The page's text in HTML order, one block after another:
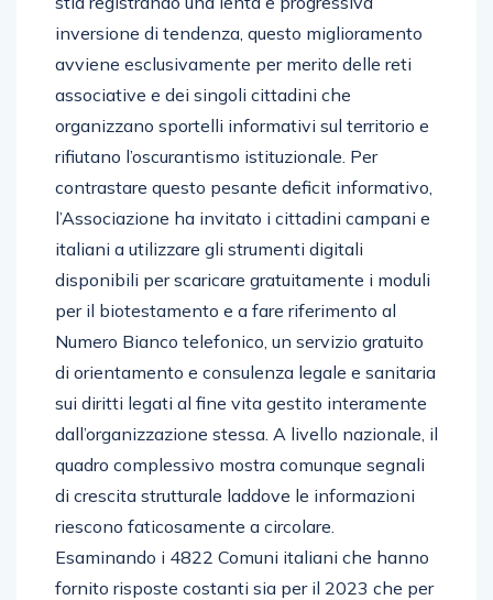
inversione di tendenza, questo miglioramento
avviene esclusivamente per merito delle reti
associative e dei singoli cittadini che
organizzano sportelli informativi sul territorio e
rifiutano l’oscurantismo istituzionale. Per
contrastare questo pesante deficit informativo,
l’Associazione ha invitato i cittadini campani e
italiani a utilizzare gli strumenti digitali
disponibili per scaricare gratuitamente i moduli
per il biotestamento e a fare riferimento al
Numero Bianco telefonico, un servizio gratuito
di orientamento e consulenza legale e sanitaria
sui diritti legati al fine vita gestito interamente
dall’organizzazione stessa. A livello nazionale, il
quadro complessivo mostra comunque segnali
di crescita strutturale laddove le informazioni
riescono faticosamente a circolare.
Esaminando i 4822 Comuni italiani che hanno
fornito risposte costanti sia per il 2023 che per